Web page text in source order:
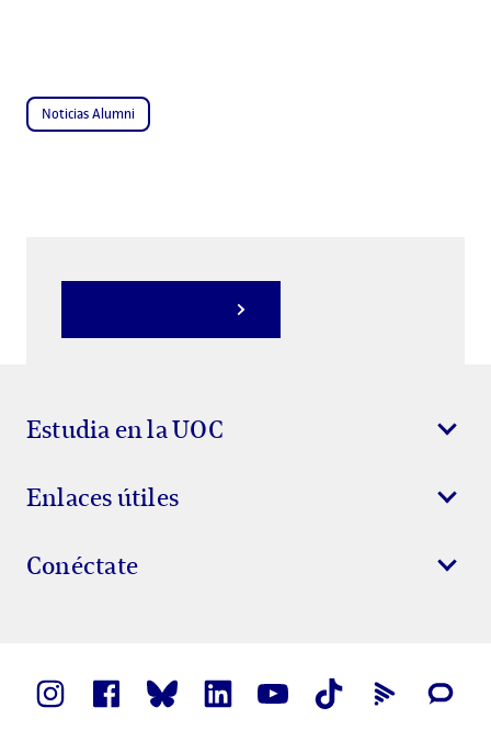
Noticias Alumni
Estudia en la UOC
Enlaces útiles
Conéctate